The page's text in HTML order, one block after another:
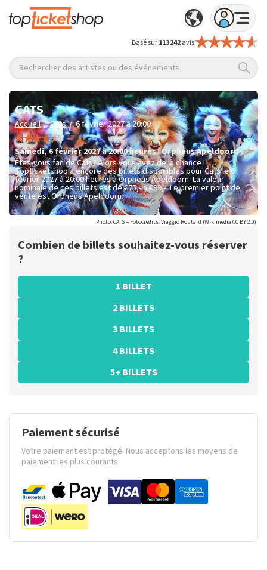
Basé sur113 242avis
Rechercher des artistes ou des événements
CATS
Accueil / Cats / 6 février 2027 à 20:00
samedi,6 février 2027 à 20:00heures|OrpheusApeldoorn
Êtes-vous fan de Cats? Alors vous avez de la chance !
Topticketshop a encore des billets disponibles pour Cats le 6
février 2027 à 20:00 heures à Orpheus Apeldoorn. La valeur
nominale de ces billets est de€75,- à €99,-. Le premier point de
vente est Orpheus Apeldoorn.
Photo: CATS – Fotocredits: Viaggio Routard (WIkimedia CC BY 2.0)
Combien de billets souhaitez-vous réserver
?
1 BILLET
2 BILLETS
3 BILLETS
4 BILLETS
5+ BILLETS
Paiement sécurisé
Votre paiement est protégé. Nous acceptons les moyens de
paiement les plus courants.